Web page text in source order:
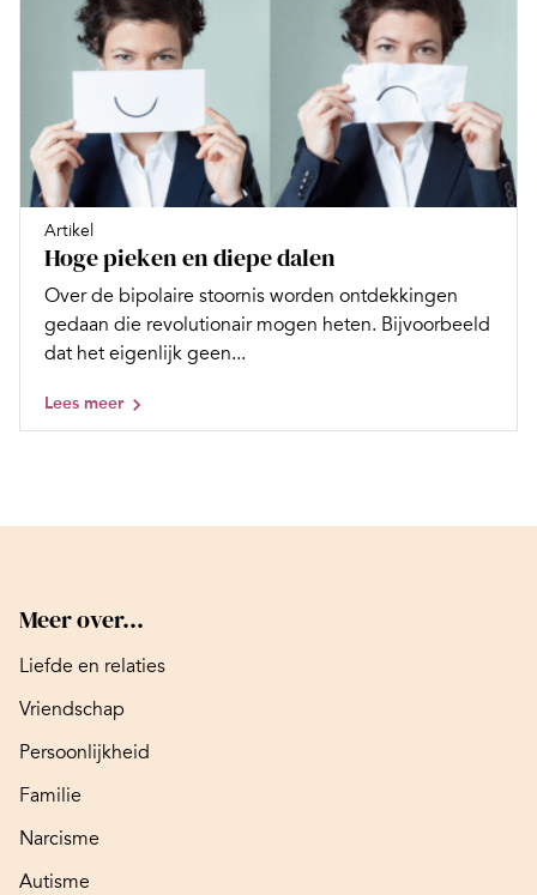
Artikel
Hoge pieken en diepe dalen
Over de bipolaire stoornis worden ontdekkingen
gedaan die revolutionair mogen heten. Bijvoorbeeld
dat het eigenlijk geen...
Lees meer
Meer over...
Liefde en relaties
Vriendschap
Persoonlijkheid
Familie
Narcisme
Autisme